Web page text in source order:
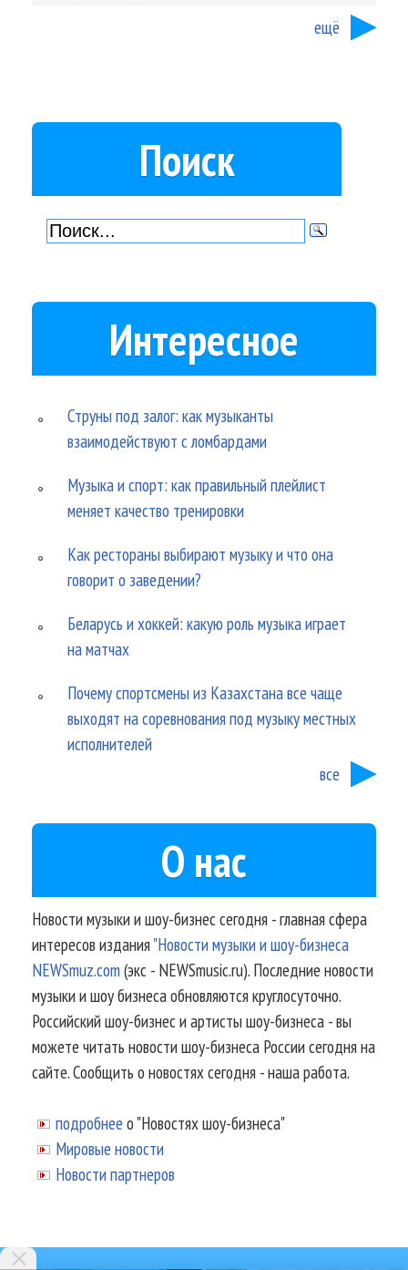
ещё
Поиск
Интересное
Струны под залог: как музыканты
взаимодействуют с ломбардами
Музыка и спорт: как правильный плейлист
меняет качество тренировки
Как рестораны выбирают музыку и что она
говорит о заведении?
Беларусь и хоккей: какую роль музыка играет
на матчах
Почему спортсмены из Казахстана все чаще
выходят на соревнования под музыку местных
исполнителей
все
О нас
Новости музыки и шоу-бизнес сегодня - главная сфера
интересов издания"Новости музыки и шоу-бизнеса
NEWSmuz.com(экс - NEWSmusic.ru). Последние новости
музыки и шоу бизнеса обновляются круглосуточно.
Российский шоу-бизнес и артисты шоу-бизнеса - вы
можете читать новости шоу-бизнеса России сегодня на
сайте. Сообщить о новостях сегодня - наша работа.
подробнее о "Новостях шоу-бизнеса"
Мировые новости
Новости партнеров